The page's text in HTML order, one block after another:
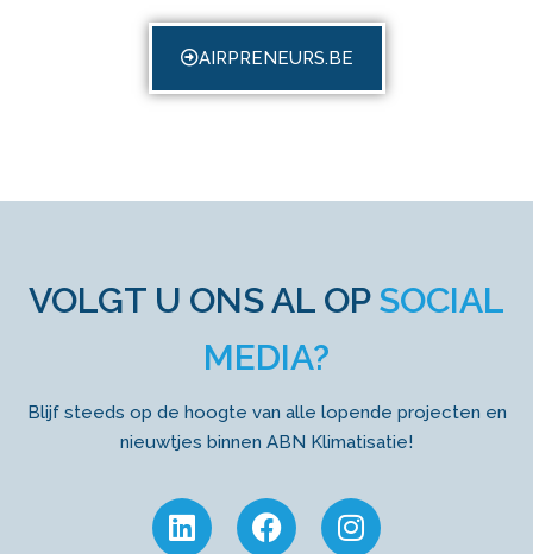
AIRPRENEURS.BE
VOLGT U ONS AL OP SOCIAL
MEDIA?
Blijf steeds op de hoogte van alle lopende projecten en
nieuwtjes binnen ABN Klimatisatie!